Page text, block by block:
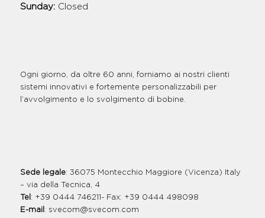
Sunday: Closed
Ogni giorno, da oltre 60 anni, forniamo ai nostri clienti
sistemi innovativi e fortemente personalizzabili per
l’avvolgimento e lo svolgimento di bobine.
Sede legale: 36075 Montecchio Maggiore (Vicenza) Italy
– via della Tecnica, 4
Tel : +39 0444 746211- Fax: +39 0444 498098
E-mail : svecom@svecom.com